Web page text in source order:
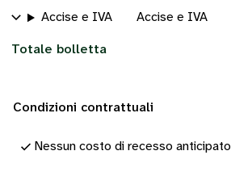
Accise e IVA Accise e IVA
Totale bolletta
Condizioni contrattuali
Nessun costo di recesso anticipato